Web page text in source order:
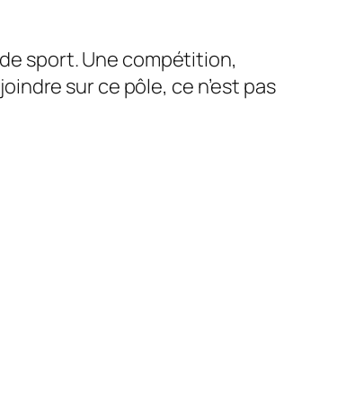
sport. Une compétition,
sur ce pôle, ce n’est pas